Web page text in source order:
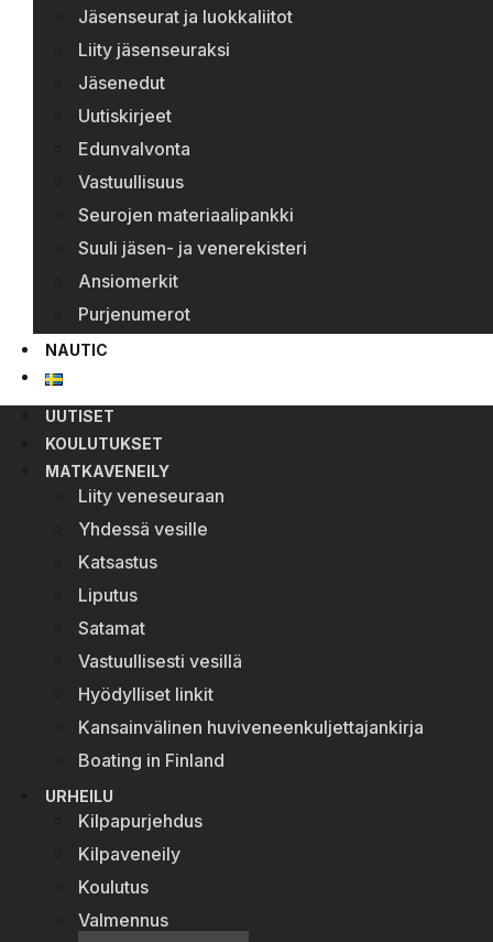
Jäsenseurat ja luokkaliitot
Liity jäsenseuraksi
Jäsenedut
Uutiskirjeet
Edunvalvonta
Vastuullisuus
Seurojen materiaalipankki
Suuli jäsen- ja venerekisteri
Ansiomerkit
Purjenumerot
NAUTIC
UUTISET
KOULUTUKSET
MATKAVENEILY
Liity veneseuraan
Yhdessä vesille
Katsastus
Liputus
Satamat
Vastuullisesti vesillä
Hyödylliset linkit
Kansainvälinen huviveneenkuljettajankirja
Boating in Finland
URHEILU
Kilpapurjehdus
Kilpaveneily
Koulutus
Valmennus